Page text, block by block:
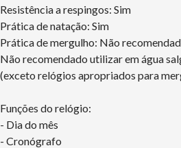
Resistência a respingos: Sim
Prática de natação: Sim
Prática de mergulho: Não
Não recomendado utilizar em água
(exceto relógios apropriados para
Funções do relógio:
- Dia do mês
- Cronógrafo